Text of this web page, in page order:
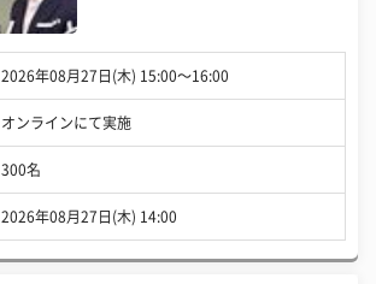
2026年08月27日(木) 15:00〜16:00
オンラインにて実施
300名
2026年08月27日(木) 14:00